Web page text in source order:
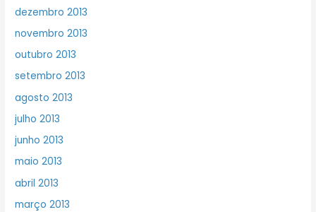
dezembro 2013
novembro 2013
outubro 2013
setembro 2013
agosto 2013
julho 2013
junho 2013
maio 2013
abril 2013
março 2013